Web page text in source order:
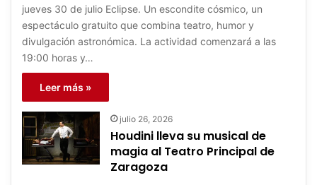
jueves 30 de julio Eclipse. Un escondite cósmico, un
espectáculo gratuito que combina teatro, humor y
divulgación astronómica. La actividad comenzará a las
19:00 horas y…
Leer más »
julio 26, 2026
Houdini lleva su musical de
magia al Teatro Principal de
Zaragoza